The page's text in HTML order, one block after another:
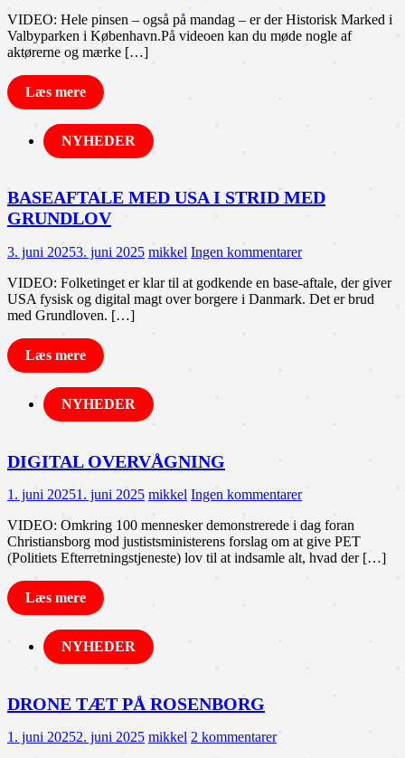
VIDEO: Hele pinsen – også på mandag – er der Historisk Marked i
Valbyparken i København.På videoen kan du møde nogle af
aktørerne og mærke […]
Læs mere
NYHEDER
BASEAFTALE MED USA I STRID MED
GRUNDLOV
3. juni 20253. juni 2025 mikkel Ingen kommentarer
VIDEO: Folketinget er klar til at godkende en base-aftale, der giver
USA fysisk og digital magt over borgere i Danmark. Det er brud
med Grundloven. […]
Læs mere
NYHEDER
DIGITAL OVERVÅGNING
1. juni 20251. juni 2025 mikkel Ingen kommentarer
VIDEO: Omkring 100 mennesker demonstrerede i dag foran
Christiansborg mod justistsministerens forslag om at give PET
(Politiets Efterretningstjeneste) lov til at indsamle alt, hvad der […]
Læs mere
NYHEDER
DRONE TÆT PÅ ROSENBORG
1. juni 20252. juni 2025 mikkel 2 kommentarer